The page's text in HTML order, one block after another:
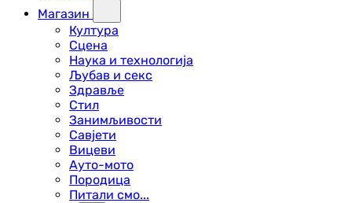
Магазин
Култура
Сцена
Наука и технологија
Љубав и секс
Здравље
Стил
Занимљивости
Савјети
Вицеви
Ауто-мото
Породица
Питали смо...